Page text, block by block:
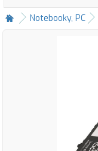
Notebooky, PC